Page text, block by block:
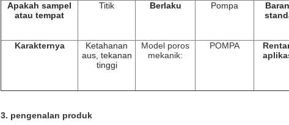
Apakah sampel
atau tempat
Titik Berlaku Pompa
Karakternya
Ketahanan
aus, tekanan
tinggi
Model poros
mekanik:
POMPA
3. pengenalan produk